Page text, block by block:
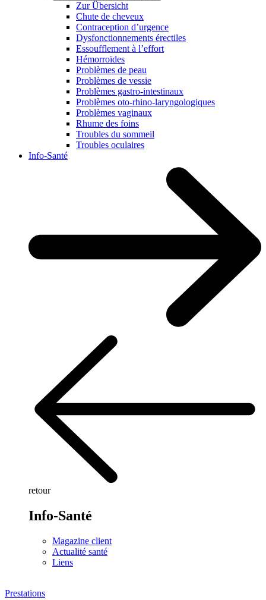
Zur Übersicht
Chute de cheveux
Contraception d’urgence
Dysfonctionnements érectiles
Essoufflement à l’effort
Hémorroïdes
Problèmes de peau
Problèmes de vessie
Problèmes gastro-intestinaux
Problèmes oto-rhino-laryngologiques
Problèmes vaginaux
Rhume des foins
Troubles du sommeil
Troubles oculaires
Info-Santé
retour
Info-Santé
Magazine client
Actualité santé
Liens
Prestations